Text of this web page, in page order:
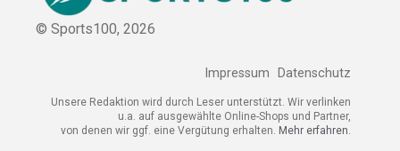
© Sports100, 2026
Impressum Datenschutz
Unsere Redaktion wird durch Leser unterstützt. Wir verlinken
u.a. auf ausgewählte Online-Shops und Partner,
von denen wir ggf. eine Vergütung erhalten. Mehr erfahren.